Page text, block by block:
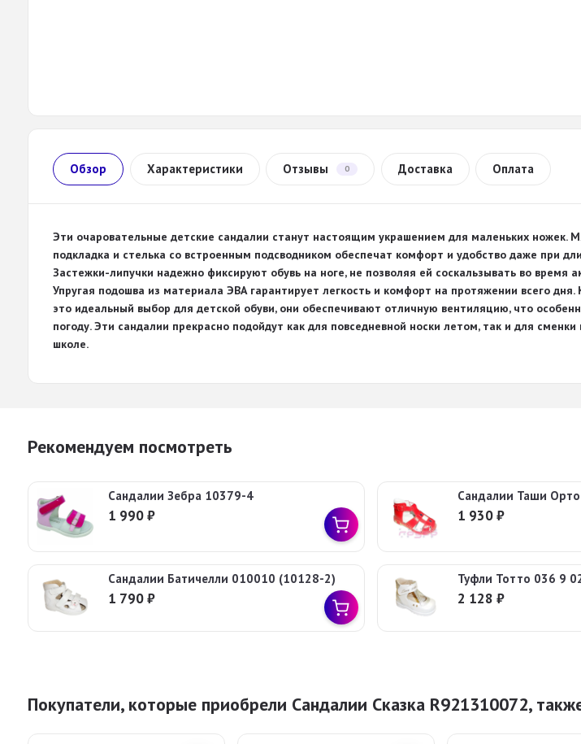
Обзор Характеристики Отзывы 0 Доставка Оплата
Эти очаровательные детские сандалии станут настоящим украшением для маленьких ножек.
подкладка и стелька со встроенным подсводником обеспечат комфорт и удобство даже при
Застежки-липучки надежно фиксируют обувь на ноге, не позволяя ей соскальзывать во время
Упругая подошва из материала ЭВА гарантирует легкость и комфорт на протяжении всего
это идеальный выбор для детской обуви, они обеспечивают отличную вентиляцию, что
погоду. Эти сандалии прекрасно подойдут как для повседневной носки летом, так и для сменки
школе.
Рекомендуем посмотреть
Сандалии Зебра 10379-4
1 990₽
Сандалии Таши
1 930₽
Сандалии Батичелли 010010 (10128-2)
1 790₽
Туфли Тотто 036 9
2 128 ₽
Покупатели, которые приобрели Сандалии Сказка R921310072,